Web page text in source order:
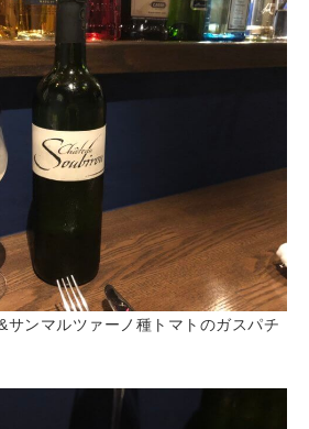
サンマルツァーノ種トマトのガスパチ